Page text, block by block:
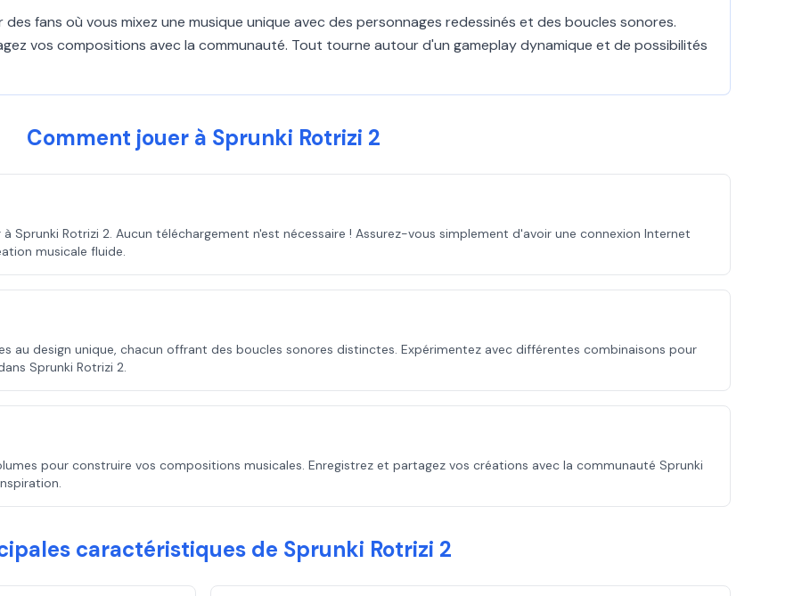
fans où vous mixez une musique unique avec des personnages redessinés et des boucles sonores.
vos compositions avec la communauté. Tout tourne autour d'un gameplay dynamique et de possibilités
Comment jouer à Sprunki Rotrizi 2
Sprunki Rotrizi 2. Aucun téléchargement n'est nécessaire ! Assurez-vous simplement d'avoir une connexion Internet
musicale fluide.
au design unique, chacun offrant des boucles sonores distinctes. Expérimentez avec différentes combinaisons pour
Sprunki Rotrizi 2.
pour construire vos compositions musicales. Enregistrez et partagez vos créations avec la communauté Sprunki
caractéristiques de Sprunki Rotrizi 2